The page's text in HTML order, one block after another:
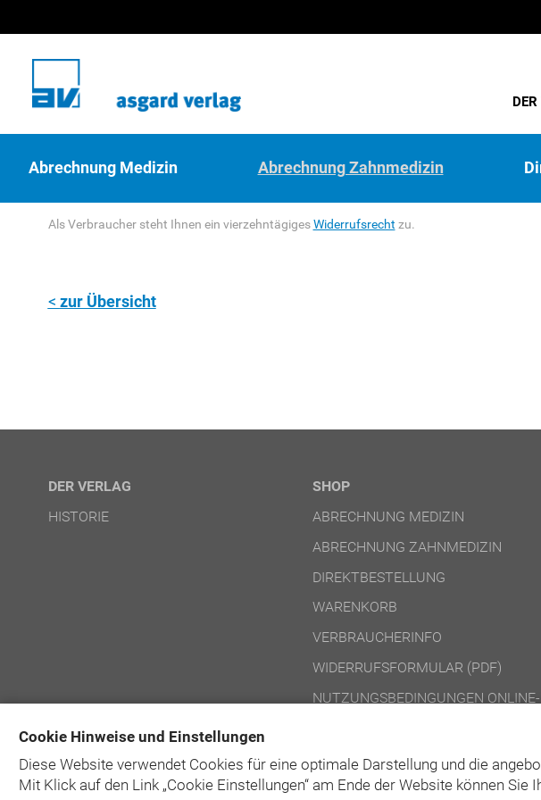
Cookie Hinweise und Einstellungen
Diese Website verwendet Cookies für eine optimale Darstellung und die
Mit Klick auf den Link „Cookie Einstellungen“ am Ende der Website können
Abrechnung Medizin Abrechnung Zahnmedizin
Als Verbraucher steht Ihnen ein vierzehntägigesWiderrufsrecht zu.
zur Übersicht
DER VERLAG
HISTORIE
SHOP
ABRECHNUNG MEDIZIN
ABRECHNUNG ZAHNMEDIZIN
DIREKTBESTELLUNG
WARENKORB
VERBRAUCHERINFO
WIDERRUFSFORMULAR (PDF)
NUTZUNGSBEDINGUNGEN